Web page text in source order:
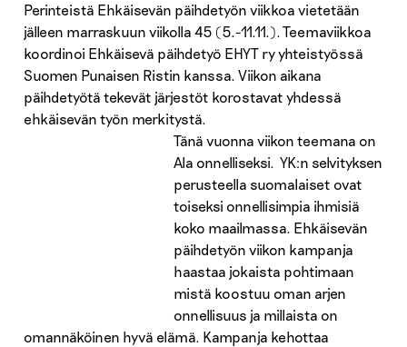
Perinteistä Ehkäisevän päihdetyön viikkoa vietetään
jälleen marraskuun viikolla 45 (5.-11.11.). Teemaviikkoa
koordinoi Ehkäisevä päihdetyö EHYT ry yhteistyössä
Suomen Punaisen Ristin kanssa. Viikon aikana
päihdetyötä tekevät järjestöt korostavat yhdessä
ehkäisevän työn merkitystä.
Tänä vuonna viikon teemana on
Ala onnelliseksi. YK:n selvityksen
perusteella suomalaiset ovat
toiseksi onnellisimpia ihmisiä
koko maailmassa. Ehkäisevän
päihdetyön viikon kampanja
haastaa jokaista pohtimaan
mistä koostuu oman arjen
onnellisuus ja millaista on
omannäköinen hyvä elämä. Kampanja kehottaa